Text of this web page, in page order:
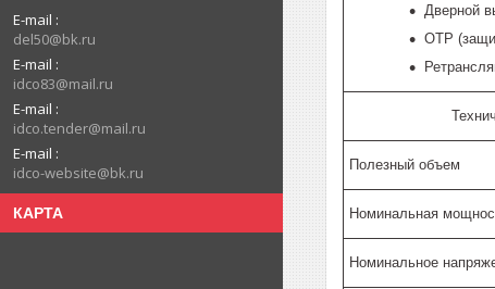
E-mail
del50@bk.ru
E-mail
idco83@mail.ru
E-mail
idco.tender@mail.ru
E-mail
idco-website@bk.ru
КАРТА
Дверной
OTP
Полезный объем
Номинальная
Номинальное